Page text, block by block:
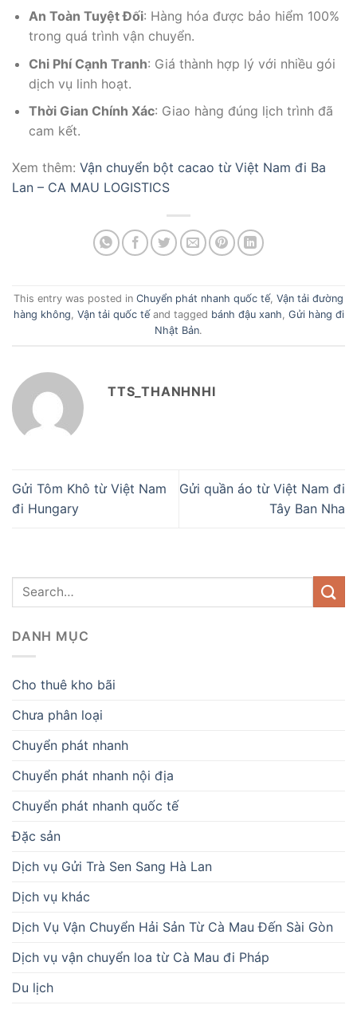
An Toàn Tuyệt Đối: Hàng hóa được bảo hiểm 100%
trong quá trình vận chuyển.
Chi Phí Cạnh Tranh: Giá thành hợp lý với nhiều gói
dịch vụ linh hoạt.
Thời Gian Chính Xác: Giao hàng đúng lịch trình đã
cam kết.
Xem thêm: Vận chuyển bột cacao từ Việt Nam đi Ba
Lan – CA MAU LOGISTICS
This entry was posted in Chuyển phát nhanh quốc tế, Vận tải đường
hàng không, Vận tải quốc tếand tagged bánh đậu xanh, Gửi hàng đi
Nhật Bản.
TTS_THANHNHI
Gửi Tôm Khô từ Việt Nam
đi Hungary
Gửi quần áo từ Việt Nam đi
Tây Ban Nha
DANH MỤC
Cho thuê kho bãi
Chưa phân loại
Chuyển phát nhanh
Chuyển phát nhanh nội địa
Chuyển phát nhanh quốc tế
Đặc sản
Dịch vụ Gửi Trà Sen Sang Hà Lan
Dịch vụ khác
Dịch Vụ Vận Chuyển Hải Sản Từ Cà Mau Đến Sài Gòn
Dịch vụ vận chuyển loa từ Cà Mau đi Pháp
Du lịch